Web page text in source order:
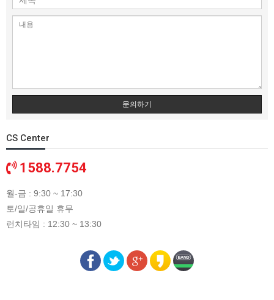
문의하기
CS Center
1588.7754
월-금 : 9:30 ~ 17:30
토/일/공휴일 휴무
런치타임 : 12:30 ~ 13:30